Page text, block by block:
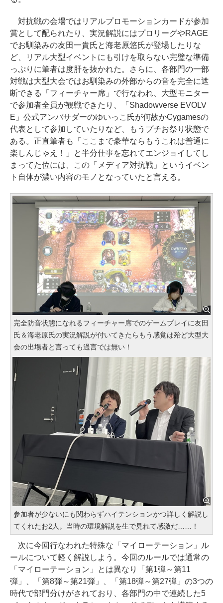
対抗戦の会場ではリアルプロモーションカードが参加
賞として配られたり、実況解説にはプロリーグやRAGE
でお馴染みの友田一貴氏と海老原悠氏が登場したりな
ど、リアル大型イベントにも引けを取らない完璧な準備
っぷりに筆者は度肝を抜かれた。さらに、各部門の一部
対戦は大型大会ではお馴染みの外部からの音を完全に遮
断できる「フィーチャー席」で行なわれ、大型モニター
で参加者全員が観戦できたり、「Shadowverse EVOLV
E」公式アンバサダーのゆいっこ氏が何故かCygamesの
代表として参加していたりなど、もうプチお祭り状態で
ある。正直筆者も「ここまで豪華ならもうこれは普通に
楽しんじゃえ！」と半分仕事を忘れてエンジョイしてし
まってた位には、この「メディア対抗戦」というイベン
ト自体が濃い内容のモノとなっていたと言える。
完全防音状態になれるフィーチャー席でのゲームプレイに友田
氏＆海老原氏の実況解説が付いてきたらもう感覚は殆ど大型大
会の出場者と言っても過言では無い！
参加者が少ないにも関わらずハイテンションかつ詳しく解説し
てくれたお2人。当時の環境解説を生で見れて感激だ……！
次に今回行なわれた特殊な「マイローテーション」ル
ールについて軽く解説しよう。今回のルールでは通常の
「マイローテーション」とは異なり「第1弾～第11
弾」、「第8弾～第21弾」、「第18弾～第27弾」の3つの
時代で部門分けがされており、各部門の中で連続した5